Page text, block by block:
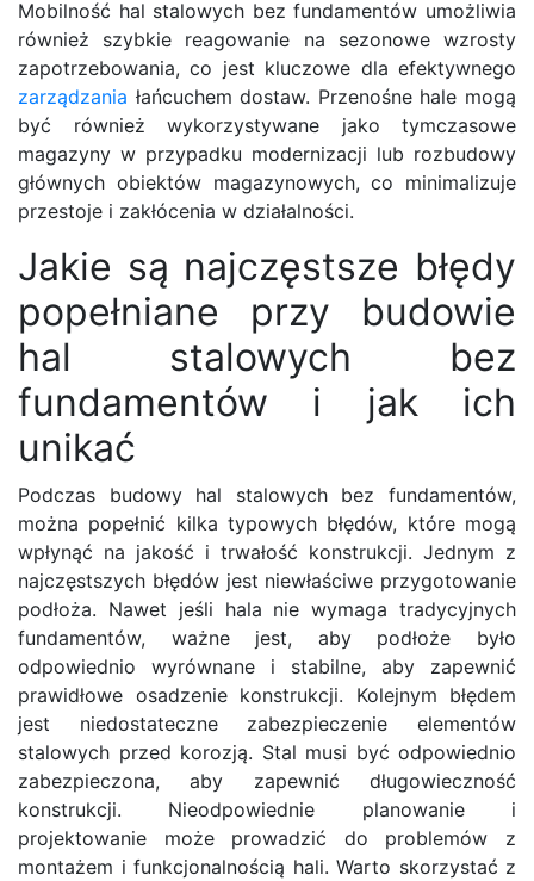
Mobilność hal stalowych bez fundamentów umożliwia
również szybkie reagowanie na sezonowe wzrosty
zapotrzebowania, co jest kluczowe dla efektywnego
zarządzania łańcuchem dostaw. Przenośne hale mogą
być również wykorzystywane jako tymczasowe
magazyny w przypadku modernizacji lub rozbudowy
głównych obiektów magazynowych, co minimalizuje
przestoje i zakłócenia w działalności.
Jakie są najczęstsze błędy
popełniane przy budowie
hal stalowych bez
fundamentów i jak ich
unikać
Podczas budowy hal stalowych bez fundamentów,
można popełnić kilka typowych błędów, które mogą
wpłynąć na jakość i trwałość konstrukcji. Jednym z
najczęstszych błędów jest niewłaściwe przygotowanie
podłoża. Nawet jeśli hala nie wymaga tradycyjnych
fundamentów, ważne jest, aby podłoże było
odpowiednio wyrównane i stabilne, aby zapewnić
prawidłowe osadzenie konstrukcji. Kolejnym błędem
jest niedostateczne zabezpieczenie elementów
stalowych przed korozją. Stal musi być odpowiednio
zabezpieczona, aby zapewnić długowieczność
konstrukcji. Nieodpowiednie planowanie i
projektowanie może prowadzić do problemów z
montażem i funkcjonalnością hali. Warto skorzystać z